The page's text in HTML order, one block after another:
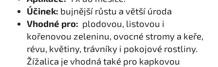
Účinek: bujnější růstu a větší úroda
Vhodné pro: plodovou, listovou i
kořenovou zeleninu, ovocné stromy a keře,
révu, květiny, trávníky i pokojové rostliny.
Žížalica je vhodná také pro kapkovou